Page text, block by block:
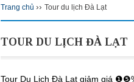
Trang chủ ›› Tour du lịch Đà Lạt
TOUR DU LỊCH ĐÀ LẠT
Tour Du Lịch Đà Lạt giảm giá